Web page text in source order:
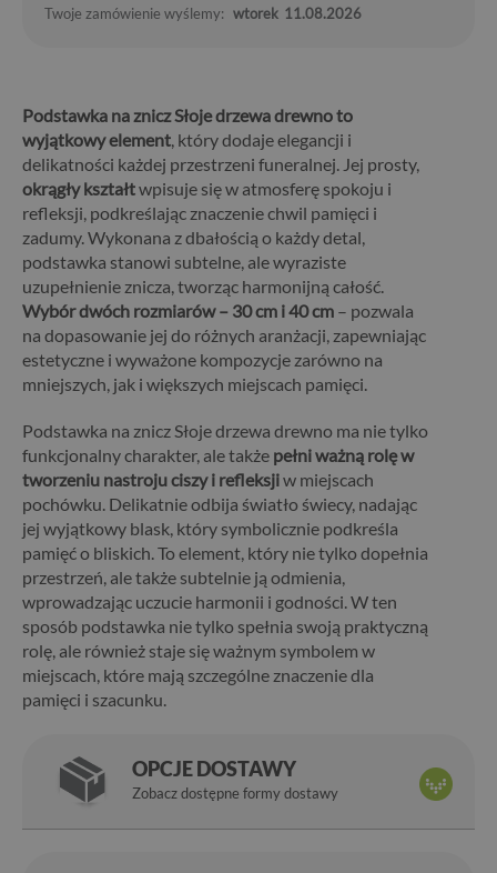
Twoje zamówienie wyślemy: wtorek 11.08.2026
Podstawka na znicz Słoje drzewa drewno to
wyjątkowy element, który dodaje elegancji i
delikatności każdej przestrzeni funeralnej. Jej prosty,
okrągły kształtwpisuje się w atmosferę spokoju i
refleksji, podkreślając znaczenie chwil pamięci i
zadumy. Wykonana z dbałością o każdy detal,
podstawka stanowi subtelne, ale wyraziste
uzupełnienie znicza, tworząc harmonijną całość.
Wybór dwóch rozmiarów – 30 cm i 40 cm – pozwala
na dopasowanie jej do różnych aranżacji, zapewniając
estetyczne i wyważone kompozycje zarówno na
mniejszych, jak i większych miejscach pamięci.
Podstawka na znicz Słoje drzewa drewno ma nie tylko
funkcjonalny charakter, ale także pełni ważną rolę w
tworzeniu nastroju ciszy i refleksjiw miejscach
pochówku. Delikatnie odbija światło świecy, nadając
jej wyjątkowy blask, który symbolicznie podkreśla
pamięć o bliskich. To element, który nie tylko dopełnia
przestrzeń, ale także subtelnie ją odmienia,
wprowadzając uczucie harmonii i godności. W ten
sposób podstawka nie tylko spełnia swoją praktyczną
rolę, ale również staje się ważnym symbolem w
miejscach, które mają szczególne znaczenie dla
pamięci i szacunku.
OPCJE DOSTAWY
Zobacz dostępne formy dostawy